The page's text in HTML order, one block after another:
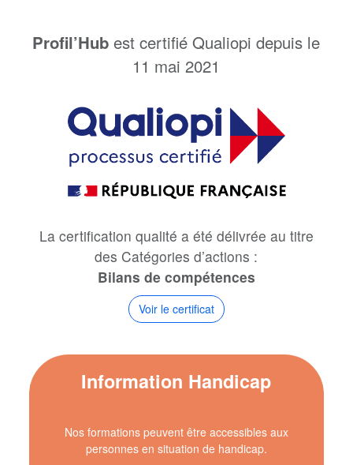
Profil’Hub est certifié Qualiopi depuis le
11 mai 2021
La certification qualité a été délivrée au titre
des Catégories d’actions :
Bilans de compétences
Information Handicap
Nos formations peuvent être accessibles aux
personnes en situation de handicap.